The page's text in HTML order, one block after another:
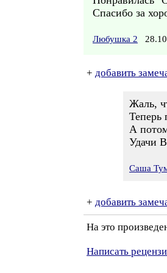
Спасибо за
Любушка 2
+ добавить
Жаль,
Теперь
А
Удачи
Саша
+ добавить
На это
Написать